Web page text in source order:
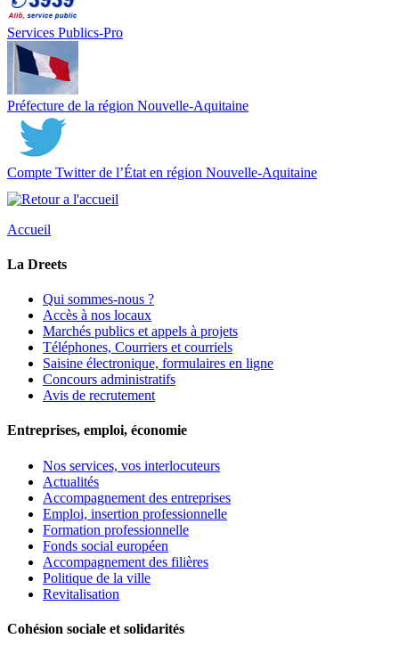
Services Publics-Pro
Préfecture de la région Nouvelle-Aquitaine
Compte Twitter de l’État en région Nouvelle-Aquitaine
Accueil
La Dreets
Qui sommes-nous ?
Accès à nos locaux
Marchés publics et appels à projets
Téléphones, Courriers et courriels
Saisine électronique, formulaires en ligne
Concours administratifs
Avis de recrutement
Entreprises, emploi, économie
Nos services, vos interlocuteurs
Actualités
Accompagnement des entreprises
Emploi, insertion professionnelle
Formation professionnelle
Fonds social européen
Accompagnement des filières
Politique de la ville
Revitalisation
Cohésion sociale et solidarités